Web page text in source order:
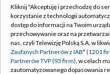
Abonament TVP
Emisja w TVP
Centrum informacji TVP
Polityka
Kliknij "Akceptuję i przechodzę do
korzystanie z technologii
dostęp do informacji na Twoim
przechowywanie oraz na
nas, czyli Telewizję Polską S.A. w
Zaufanych Partnerów z IAB* (1201
Partnerów TVP (93 firm), w celach
zautomatyzowanego dopasowania